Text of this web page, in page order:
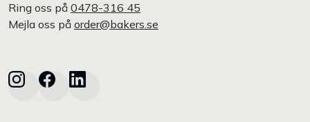
Ring oss på 0478-316 45
Mejla oss på order@bakers.se